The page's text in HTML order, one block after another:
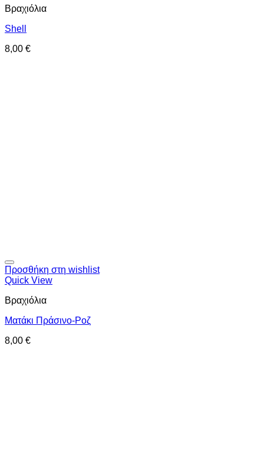
Βραχιόλια
Shell
8,00 €
Προσθήκη στη wishlist
Quick View
Βραχιόλια
Ματάκι Πράσινο-Ροζ
8,00 €